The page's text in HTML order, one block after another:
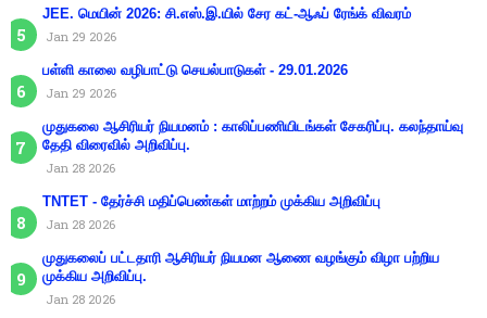
JEE. மெயின் 2026: சி.எஸ்.இ.யில் சேர கட்-ஆஃப் ரேங்க் விவரம்
Jan 29 2026
பள்ளி காலை வழிபாட்டு செயல்பாடுகள் - 29.01.2026
Jan 29 2026
முதுகலை ஆசிரியர் நியமனம் : காலிப்பணியிடங்கள் சேகரிப்பு. கலந்தாய்வு
தேதி விரைவில் அறிவிப்பு.
Jan 28 2026
TNTET - தேர்ச்சி மதிப்பெண்கள் மாற்றம் முக்கிய அறிவிப்பு
Jan 28 2026
முதுகலைப் பட்டதாரி ஆசிரியர் நியமன ஆணை வழங்கும் விழா பற்றிய
முக்கிய அறிவிப்பு.
Jan 28 2026